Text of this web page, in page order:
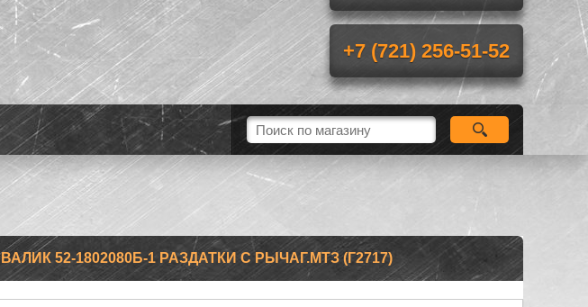
+7 (721) 256-51-52
ВАЛИК 52-1802080Б-1 РАЗДАТКИ С РЫЧАГ.МТЗ (Г2717)